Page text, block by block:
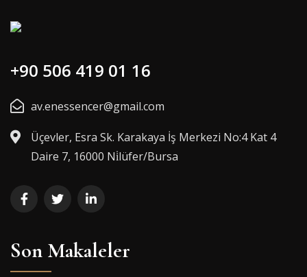
+90 506 419 01 16
av.enessencer@gmail.com
Üçevler, Esra Sk. Karakaya İş Merkezi No:4 Kat 4
Daire 7, 16000 Ni̇lüfer/Bursa
Son Makaleler